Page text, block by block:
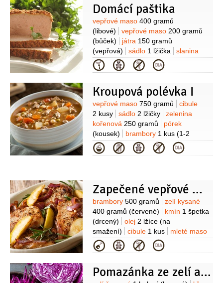
1 plátek
Domácí paštika
Suroviny
vepřové maso 400 gramů
(libové)
vepřové maso 200 gramů
(bůček)
játra 150 gramů
(vepřová)
sádlo 1 lžička
slanina
100 gramů
cibule 1 kus
2 kusy
smetana150 mililitrů
žloutek
Kategorie
Kroupová polévka I
Suroviny
vepřové maso 750 gramů
cibule
2 kusy
sádlo 2 lžičky
zelenina
kořenová 250 gramů
pórek
(kousek)
brambory 1 kus (1-2
kusy)
kroupy120 gramů
bobkový
list2 listy nové koření4 kuličky
Kategorie
Zapečené vepřové maso
Suroviny
brambory 500 gramů
zelí kysané
400 gramů (červené) kmín 1 špetka
(drcený)
olej 2 lžíce (na
smažení)
cibule 1 kus
mleté maso
400 gramů
(vepřové)
200 mililitrů
máslo1 lžíce
smetana
Kategorie
Pomazánka ze zelí a křenu